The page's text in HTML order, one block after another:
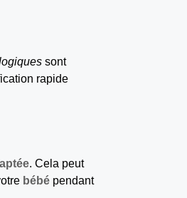
sont
rapide
. Cela peut
bébé pendant